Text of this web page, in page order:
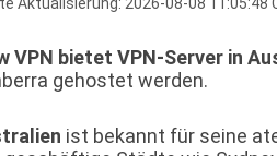
Aktualisierung: 2026-08-08 11:05:48
VPN bietet VPN-Server in
gehostet werden.
ist bekannt für seine